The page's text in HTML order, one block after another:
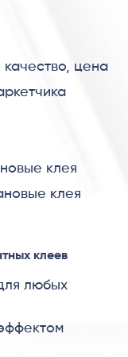
цена
клея
клея
клеев
любых